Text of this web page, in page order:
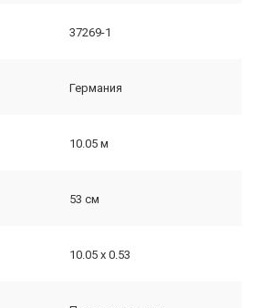
37269-1
Германия
10.05 м
53 см
10.05 х 0.53